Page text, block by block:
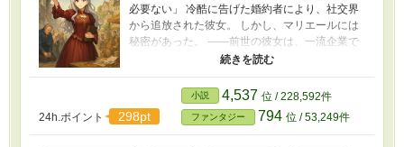
必要ない」 冷酷に告げた婚約者により、社交界
から追放された彼女。 しかし、マリエールには
秘密があった。 ――前世の彼女は、一流企業で
辣腕を振るった経営コンサルタント。 未開拓の
「必要ない」と切り捨てられた辺境には、未来
を切り拓く力があった。 物流網を整え、作物を
ブランド化し、やがて「大商会」を設立！ 数年
で辺境は“商業帝国”と呼ばれるまでに発展してい
24h.ポイント 298pt
小説 4,537 位 / 228,592件
ファンタジー 794 位 / 53,249件